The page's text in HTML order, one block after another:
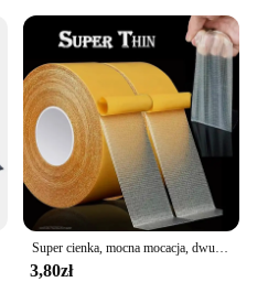
Super cienka, mocna mocacja, dwustronna taśma klejąca, wytrzymała, przezroczysta siatka, wodoodporna, bezśladowa, mocna taśma do dywanów
3,80zł